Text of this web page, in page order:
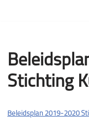
de
inhoud
Stichting
Beleidsplan 2019-2020